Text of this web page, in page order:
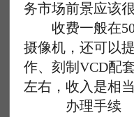
务市场前景应该很
收费一般在50
摄像机，还可以
作、刻制VCD配
左右，收入是相
办理手续